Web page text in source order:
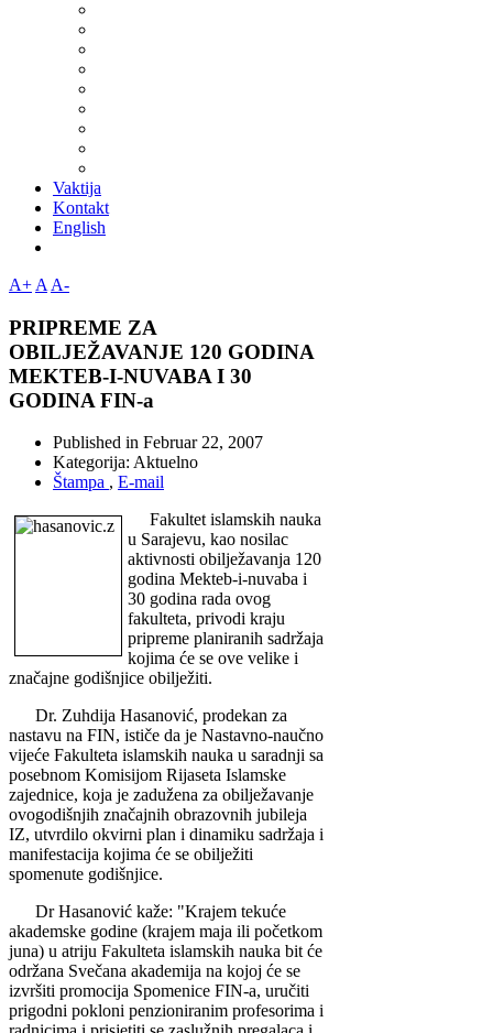
Vaktija
Kontakt
English
A+ A A-
PRIPREME ZA
OBILJEŽAVANJE 120 GODINA
MEKTEB-I-NUVABA I 30
GODINA FIN-a
Published in Februar 22, 2007
Kategorija: Aktuelno
Štampa , E-mail
Fakultet islamskih nauka
u Sarajevu, kao nosilac
aktivnosti obilježavanja 120
godina Mekteb-i-nuvaba i
30 godina rada ovog
fakulteta, privodi kraju
pripreme planiranih sadržaja
kojima će se ove velike i
značajne godišnjice obilježiti.
Dr. Zuhdija Hasanović, prodekan za
nastavu na FIN, ističe da je Nastavno-naučno
vijeće Fakulteta islamskih nauka u saradnji sa
posebnom Komisijom Rijaseta Islamske
zajednice, koja je zadužena za obilježavanje
ovogodišnjih značajnih obrazovnih jubileja
IZ, utvrdilo okvirni plan i dinamiku sadržaja i
manifestacija kojima će se obilježiti
spomenute godišnjice.
Dr Hasanović kaže: "Krajem tekuće
akademske godine (krajem maja ili početkom
juna) u atriju Fakulteta islamskih nauka bit će
održana Svečana akademija na kojoj će se
izvršiti promocija Spomenice FIN-a, uručiti
prigodni pokloni penzioniranim profesorima i